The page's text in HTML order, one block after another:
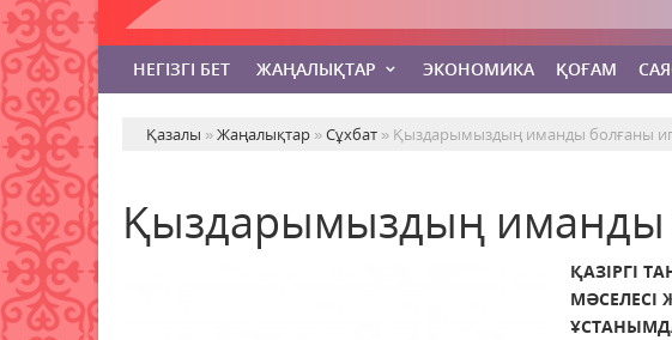
НЕГІЗГІ БЕТ ЖАҢАЛЫҚТАР ЭКОНОМИКА ҚОҒАМ
Қазалы »Жаңалықтар »Сұхбат » Қыздарымыздың иманды болғаны
Қыздарымыздың иманды
ҚАЗІРГІ
МӘСЕЛЕСІ